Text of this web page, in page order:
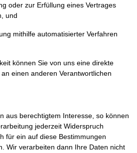
oder zur Erfüllung eines Vertrages
und
automatisierter Verfahren
können Sie von uns eine direkte
einen anderen Verantwortlichen
aus berechtigtem Interesse, so können
jederzeit Widerspruch
für ein auf diese Bestimmungen
Wir verarbeiten dann Ihre Daten nicht